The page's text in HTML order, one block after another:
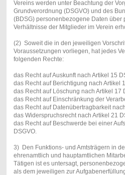
Vereins werden unter Beachtung der
Grundverordnung (DSGVO) und des
(BDSG) personenbezogene Daten über
Verhältnisse der Mitglieder im Verein
(2) Soweit die in den jeweiligen
Voraussetzungen vorliegen, hat jedes
folgenden Rechte:
das Recht auf Auskunft nach Artikel 15
das Recht auf Berichtigung nach Artikel
das Recht auf Löschung nach Artikel 17
das Recht auf Einschränkung der
das Recht auf Datenübertragbarkeit
das Widerspruchsrecht nach Artikel 21
das Recht auf Beschwerde bei einer
DSGVO.
3) Den Funktions- und Amtsträgern in
ehrenamtlich und hauptamtlichen
Tätigen ist es untersagt,
als dem jeweiligen zur